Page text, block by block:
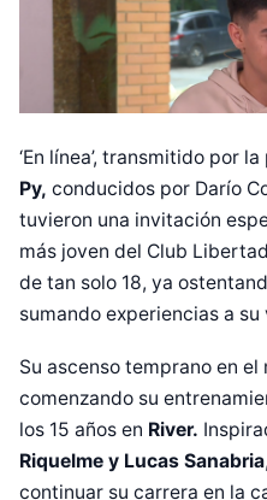
‘En línea’, transmitido por
Py, conducidos por Darío
tuvieron una invitación
más joven del Club Libertad
de tan solo 18, ya
sumando experiencias a
Su ascenso temprano en
comenzando su
los 15 años en River.
Riquelme y Lucas Sanabria
continuar su carrera en la